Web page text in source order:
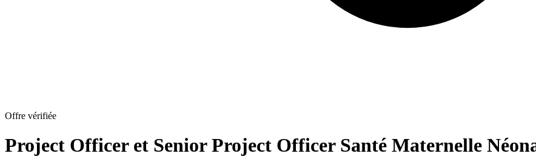
Offre vérifiée
Project Officer et Senior Project Officer Santé Maternelle